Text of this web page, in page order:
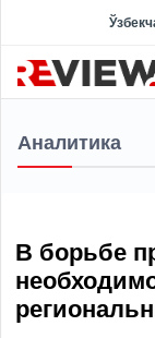
Аналитика
В борьбе